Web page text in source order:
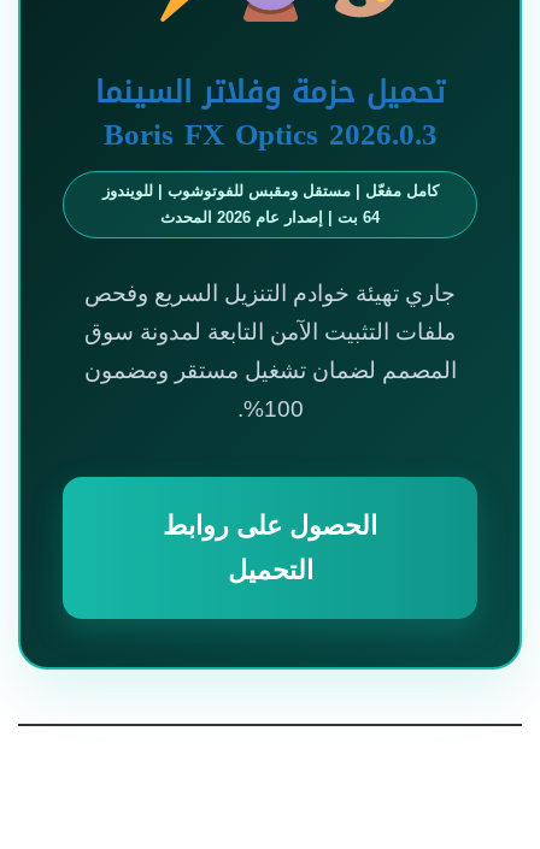
تحميل حزمة وفلاتر السينما
Boris FX Optics 2026.0.3
كامل مفعّل | مستقل ومقبس للفوتوشوب | للويندوز
64 بت | إصدار عام 2026 المحدث
جاري تهيئة خوادم التنزيل السريع وفحص
ملفات التثبيت الآمن التابعة لمدونة سوق
المصمم لضمان تشغيل مستقر ومضمون
100%.
الحصول على روابط
التحميل